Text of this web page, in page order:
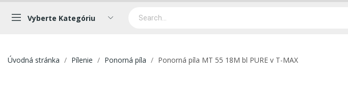
Vyberte Kategóriu
Úvodná stránka Pílenie Ponorná píla Ponorná píla MT 55 18M bl PURE v T-MAX